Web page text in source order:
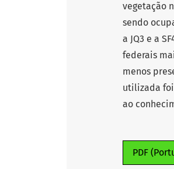
vegetação
sendo
a JQ3 e a
federais
menos
utilizada
ao
PDF